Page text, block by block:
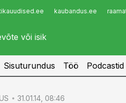
kaubandus.ee
Infopank
Sisuturundus Töö Podcastid
31.01.14, 08:46